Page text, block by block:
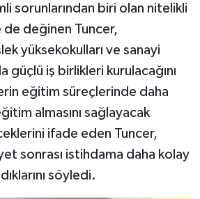
sorunlarından biri olan nitelikli
de değinen Tuncer,
yüksekokulları ve sanayi
güçlü iş birlikleri kurulacağını
eğitim süreçlerinde daha
almasını sağlayacak
ifade eden Tuncer,
sonrası istihdama daha kolay
söyledi.